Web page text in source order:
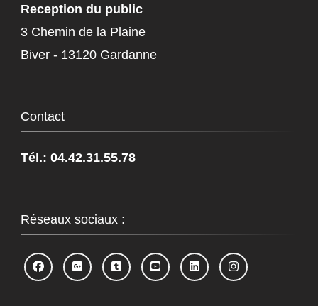
Reception du public
3 Chemin de la Plaine
Biver - 13120 Gardanne
Contact
Tél.: 04.42.31.55.78
Réseaux sociaux :